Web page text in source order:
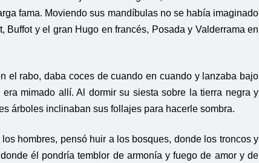
fama. Moviendo sus mandíbulas no se había imaginado
y el gran Hugo en francés, Posada y Valderrama en
el rabo, daba coces de cuando en cuando y lanzaba bajo
mimado allí. Al dormir su siesta sobre la tierra negra y
árboles inclinaban sus follajes para hacerle sombra.
hombres, pensó huir a los bosques, donde los troncos y
él pondría temblor de armonía y fuego de amor y de